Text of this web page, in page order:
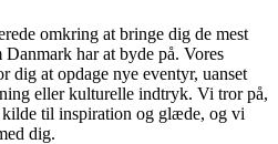
omkring at bringe dig de mest
har at byde på. Vores
dig at opdage nye eventyr, uanset
eller kulturelle indtryk. Vi tror på,
til inspiration og glæde, og vi
dig.